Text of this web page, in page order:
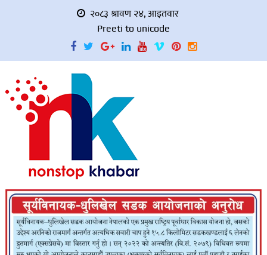
२०८३ श्रावण २४, आइतवार
Preeti to unicode